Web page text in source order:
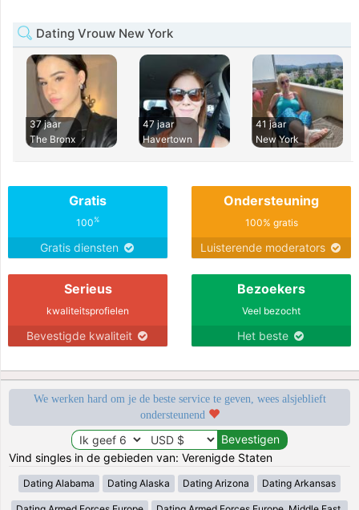
Dating Vrouw New York
37 jaar
The Bronx
47 jaar
Havertown
41 jaar
New York
Gratis
100%
Gratis diensten
Ondersteuning
100% gratis
Luisterende moderators
Serieus
kwaliteitsprofielen
Bevestigde kwaliteit
Bezoekers
Veel bezocht
Het beste
We werken hard om je de beste service te geven, wees alsjeblieft
ondersteunend
Vind singles in de gebieden van: Verenigde Staten
Dating Alabama Dating Alaska Dating Arizona Dating Arkansas